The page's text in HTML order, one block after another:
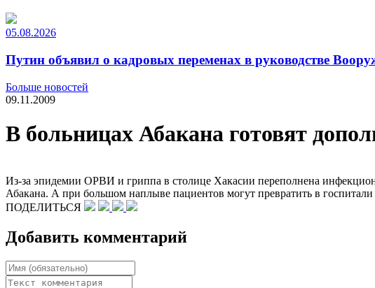
05.08.2026
Путин объявил о кадровых переменах в руководстве
Больше новостей
09.11.2009
В больницах Абакана готовят
Из-за эпидемии ОРВИ и гриппа в столице Хакасии переполнена
Абакана. А при большом наплыве пациентов могут превратить в госпитали
ПОДЕЛИТЬСЯ
Добавить комментарий